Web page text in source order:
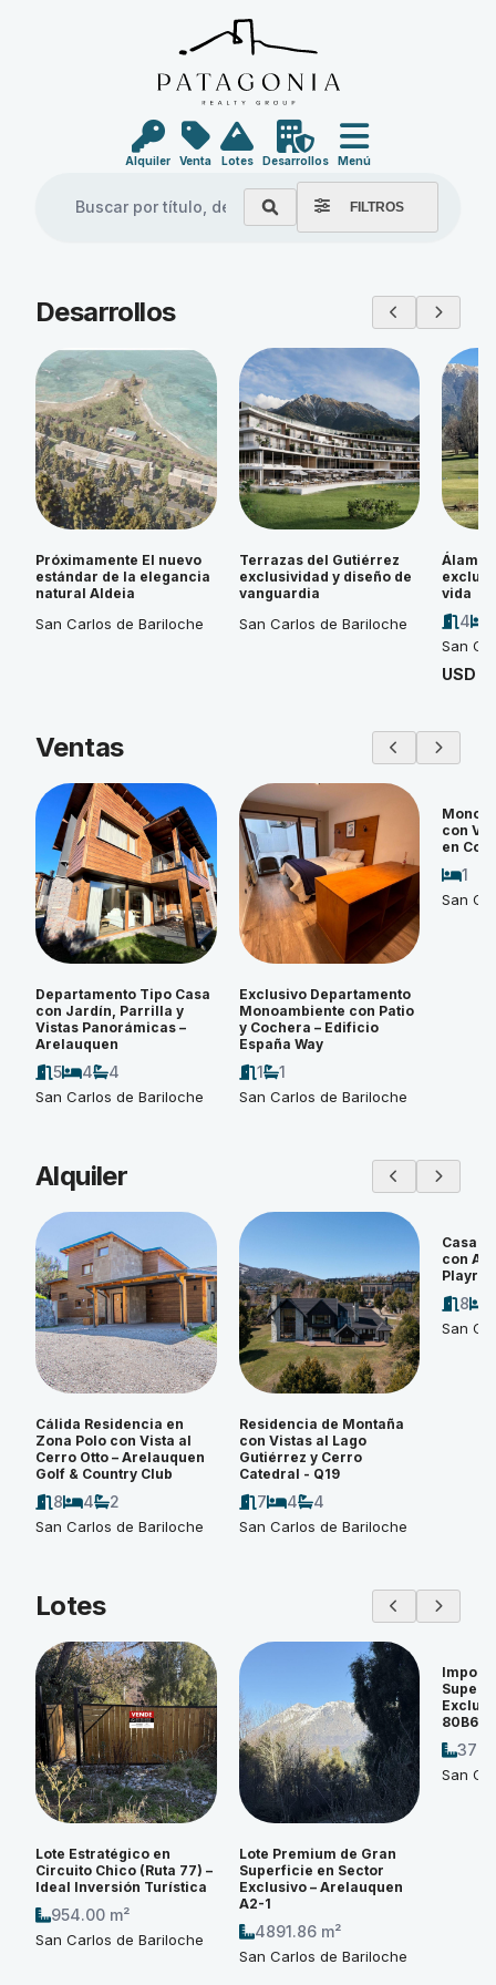
Alquiler Venta Lotes Desarrollos Menú
FILTROS
Explore our properties
Desarrollos
Próximamente El nuevo
estándar de la elegancia
natural Aldeia
San Carlos de Bariloche
Terrazas del Gutiérrez
exclusividad y diseño de
vanguardia
San Carlos de Bariloche
vida
4
San
USD
Ventas
Departamento Tipo Casa
con Jardín, Parrilla y
Vistas Panorámicas –
Arelauquen
5 4 4
San Carlos de Bariloche
Exclusivo Departamento
Monoambiente con Patio
y Cochera – Edificio
España Way
1 1
San Carlos de Bariloche
con
en
1
San
Alquiler
Cálida Residencia en
Zona Polo con Vista al
Cerro Otto – Arelauquen
Golf & Country Club
8 4 2
San Carlos de Bariloche
Residencia de Montaña
con Vistas al Lago
Gutiérrez y Cerro
Catedral - Q19
7 4 4
San Carlos de Bariloche
Casa
con
8
San
Lotes
Lote Estratégico en
Circuito Chico (Ruta 77) –
Ideal Inversión Turística
954.00 m²
San Carlos de Bariloche
Lote Premium de Gran
Superficie en Sector
Exclusivo – Arelauquen
A2-1
4891.86 m²
San Carlos de Bariloche
80B6
San